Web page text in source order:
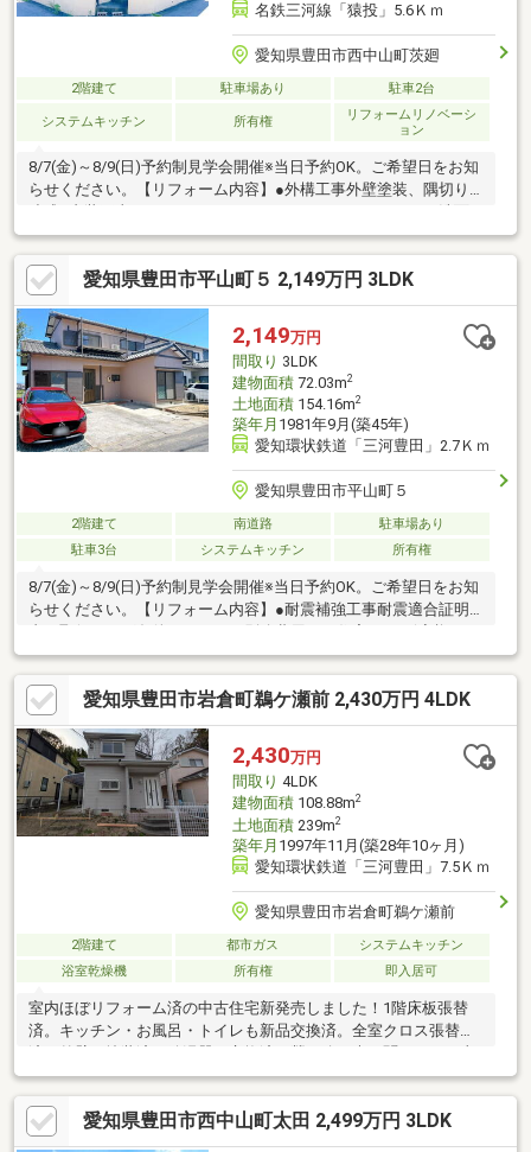
名鉄三河線「猿投」5.6Ｋｍ
愛知県豊田市西中山町茨廻
2階建て 駐車場あり 駐車2台
システムキッチン 所有権
リフォームリノベーシ
ョン
8/7(金)～8/9(日)予約制見学会開催※当日予約OK。ご希望日をお知
らせください。【リフォーム内容】●外構工事外壁塗装、隅切り
化粧台交換、クロス張替え、クッションフロア張り、建具交換、
シューズボックス交換、インターホン設置、火災警報器設置、照
明LED交換【おすすめポイント】・雨漏り、構造上主要な部分の
欠陥や・腐食、給排水管の故障や漏水についてお引渡しより２年
間保証・シロアリ防除工事施工後5年間保証・返済額や融資可能額
など、お客様のご希望にあわせてご提案。住宅ローンが初めての
方でもお気
愛知県豊田市平山町５ 2,149万円 3LDK
2,149万円
間取り 3LDK
建物面積72.03m2
土地面積154.16m2
築年月 1981年9月(築45年)
愛知環状鉄道「三河豊田」2.7Ｋｍ
愛知県豊田市平山町５
2階建て 南道路
駐車場あり
駐車3台
システムキッチン 所有権
8/7(金)～8/9(日)予約制見学会開催※当日予約OK。ご希望日をお知
らせください。【リフォーム内容】●耐震補強工事耐震適合証明
動産取得税減税の対象になります。●内装工事水回り設備新品交
換、玄関扉交換、フローリング上張り、クロス張替え、畳表替
え、クッションフロア張替え、建具交換、シューズボックス交
換、給湯器交換等【おすすめポイント】・返済額や融資可能額な
ど、お客様のご希望にあわせてご提案。住宅ローンが初めての方
でもお気軽にご相談ください
愛知県豊田市岩倉町鵜ケ瀬前 2,430万円 4LDK
2,430万円
間取り 4LDK
建物面積108.88m2
土地面積239m2
築年月 1997年11月(築28年10ヶ月)
愛知環状鉄道「三河豊田」7.5Ｋｍ
愛知県豊田市岩倉町鵜ケ瀬前
2階建て 都市ガス
システムキッチン
浴室乾燥機
所有権 即入居可
室内ほぼリフォーム済の中古住宅新発売しました！1階床板張替
済。キッチン・お風呂・トイレも新品交換済。全室クロス張替
間の街で暮らしませんか？内覧も可能です。
愛知県豊田市西中山町太田 2,499万円 3LDK